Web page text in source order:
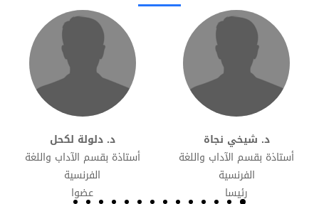
د. شيخي نجاة
أستاذة بقسم الآداب واللغة
الفرنسية
رئيسا
د. دلولة لكحل
أستاذة بقسم الآداب واللغة
الفرنسية
عضوا